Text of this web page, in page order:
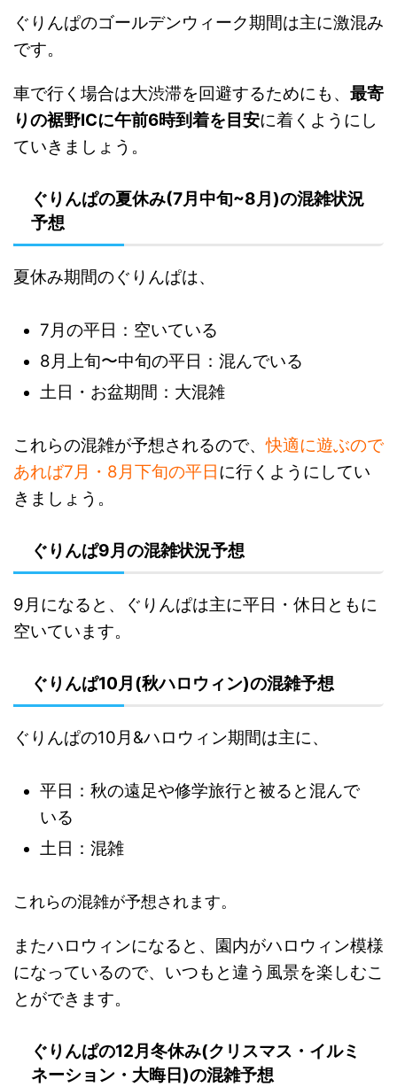
ぐりんぱのゴールデンウィーク期間は主に激混み
です。
車で行く場合は大渋滞を回避するためにも、 最寄
りの裾野ICに午前6時到着を目安に着くようにし
ていきましょう。
ぐりんぱの夏休み(7月中旬~8月)の混雑状況
予想
夏休み期間のぐりんぱは、
7月の平日：空いている
8月上旬〜中旬の平日：混んでいる
土日・お盆期間：大混雑
これらの混雑が予想されるので、快適に遊ぶので
あれば7月・8月下旬の平日に行くようにしてい
きましょう。
ぐりんぱ9月の混雑状況予想
9月になると、ぐりんぱは主に平日・休日ともに
空いています。
ぐりんぱ10月(秋ハロウィン)の混雑予想
ぐりんぱの10月&ハロウィン期間は主に、
平日：秋の遠足や修学旅行と被ると混んで
いる
土日：混雑
これらの混雑が予想されます。
またハロウィンになると、園内がハロウィン模様
になっているので、いつもと違う風景を楽しむこ
とができます。
ぐりんぱの12月冬休み(クリスマス・イルミ
ネーション・大晦日)の混雑予想